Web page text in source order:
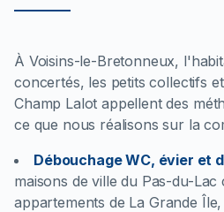
À Voisins-le-Bretonneux,
concertés, les petits collectifs
Champ Lalot appellent des
ce que nous réalisons sur la
Débouchage WC, évier et
maisons de ville du Pas-du-Lac
appartements de La Grande